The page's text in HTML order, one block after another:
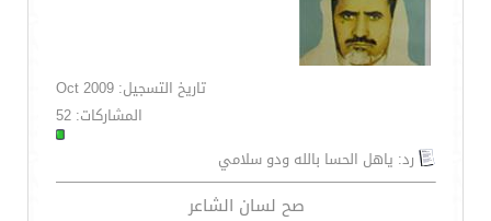
تاريخ التسجيل: Oct 2009
المشاركات: 52
رد: ياهل الحسا بالله ودو سلامي
صح لسان الشاعر